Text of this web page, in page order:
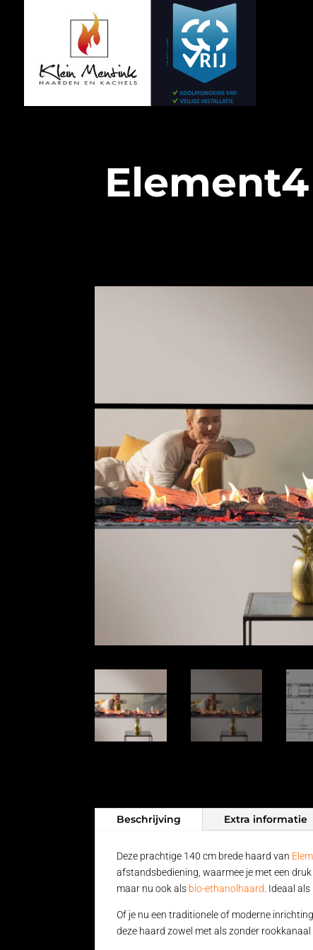
Beschrijving Extra informatie
Deze prachtige 140 cm brede haard van
afstandsbediening, waarmee je met een
maar nu ook als bio-ethanolhaard. Ideaal
Of je nu een traditionele of moderne
deze haard zowel met als zonder